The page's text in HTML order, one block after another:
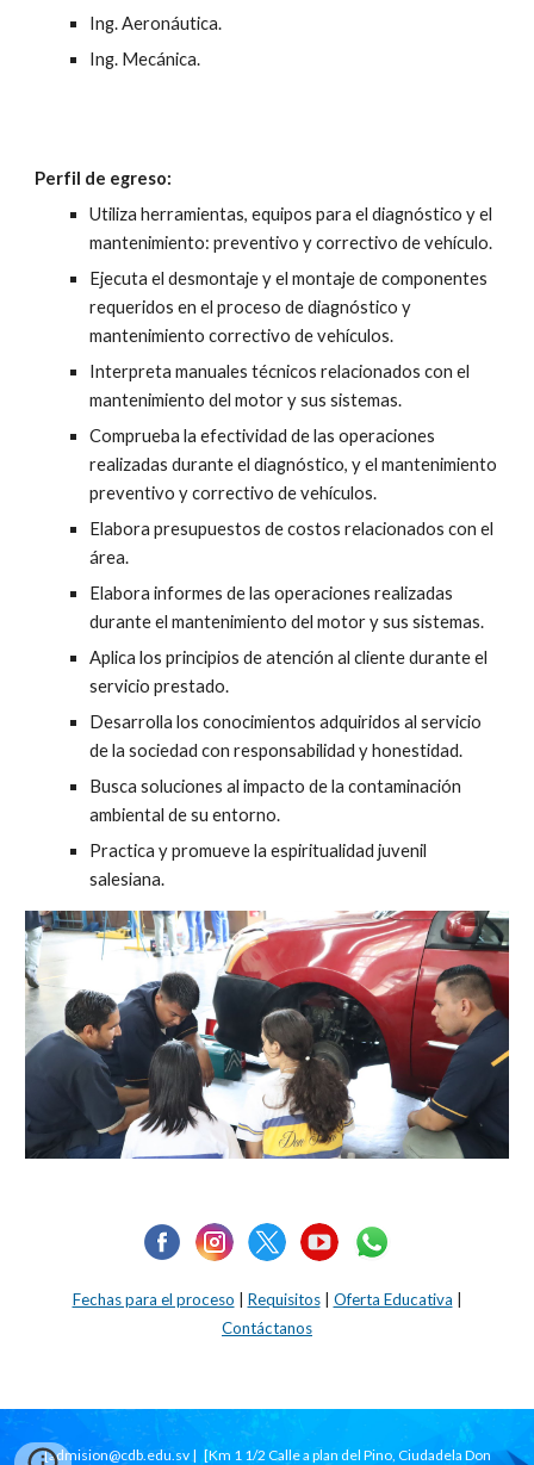
Ing. Aeronáutica.
Ing. Mecánica.
Perfil de egreso:
Utiliza herramientas, equipos para el diagnóstico y el
mantenimiento: preventivo y correctivo de vehículo.
Ejecuta el desmontaje y el montaje de componentes
requeridos en el proceso de diagnóstico y
mantenimiento correctivo de vehículos.
Interpreta manuales técnicos relacionados con el
mantenimiento del motor y sus sistemas.
Comprueba la efectividad de las operaciones
realizadas durante el diagnóstico, y el mantenimiento
preventivo y correctivo de vehículos.
Elabora presupuestos de costos relacionados con el
área.
Elabora informes de las operaciones realizadas
durante el mantenimiento del motor y sus sistemas.
Aplica los principios de atención al cliente durante el
servicio prestado.
Desarrolla los conocimientos adquiridos al servicio
de la sociedad con responsabilidad y honestidad.
Busca soluciones al impacto de la contaminación
ambiental de su entorno.
Practica y promueve la espiritualidad juvenil
salesiana.
Fechas para el proceso Requisitos Oferta Educativa
Contáctanos
[admision@cdb.edu.sv | [Km 1 1/2 Calle a plan del Pino, Ciudadela Don